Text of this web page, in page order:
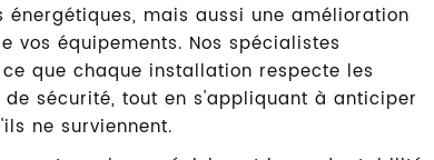
énergétiques, mais aussi une amélioration
vos équipements. Nos spécialistes
que chaque installation respecte les
sécurité, tout en s'appliquant à anticiper
ne surviennent.